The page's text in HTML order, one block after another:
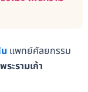
แพทย์ศัลยกรรม
ะรามเก้า